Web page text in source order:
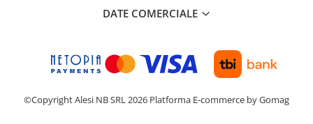
DATE COMERCIALE
©Copyright Alesi NB SRL 2026 Platforma E-commerce by Gomag